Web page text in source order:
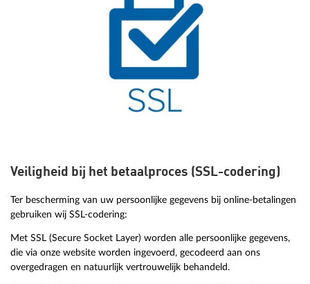
Veiligheid bij het betaalproces (SSL-codering)
Ter bescherming van uw persoonlijke gegevens bij online-betalingen
gebruiken wij SSL-codering:
Met SSL (Secure Socket Layer) worden alle persoonlijke gegevens,
die via onze website worden ingevoerd, gecodeerd aan ons
overgedragen en natuurlijk vertrouwelijk behandeld.